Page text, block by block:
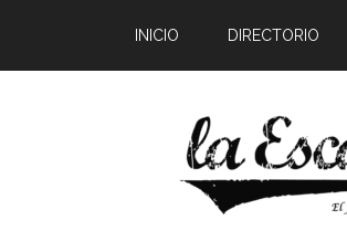
INICIO DIRECTORIO